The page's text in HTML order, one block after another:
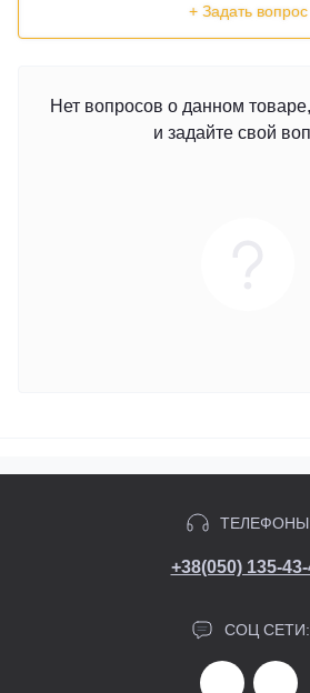
+ Задать вопрос
Нет вопросов о данном
и задайте свой
+38(050) 135-
СОЦ СЕТИ: